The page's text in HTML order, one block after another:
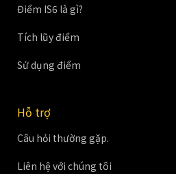
Điểm IS6 là gì?
Tích lũy điểm
Sử dụng điểm
Hỗ trợ
Câu hỏi thường gặp.
Liên hệ với chúng tôi